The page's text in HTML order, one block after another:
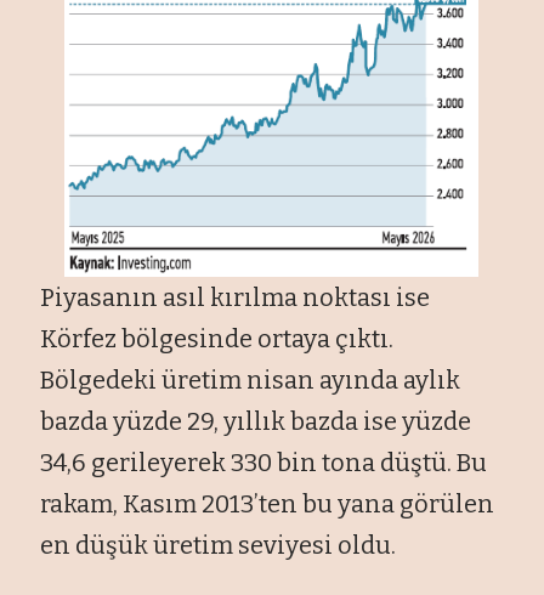
Piyasanın asıl kırılma noktası ise
Körfez bölgesinde ortaya çıktı.
Bölgedeki üretim nisan ayında aylık
bazda yüzde 29, yıllık bazda ise yüzde
34,6 gerileyerek 330 bin tona düştü. Bu
rakam, Kasım 2013’ten bu yana görülen
en düşük üretim seviyesi oldu.